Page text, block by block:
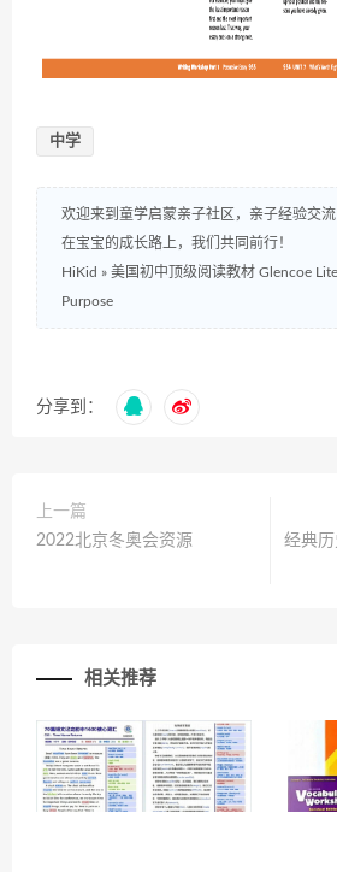
中学
欢迎来到童学启蒙亲子社区，亲子经验交
在宝宝的成长路上，我们共同前行！
HiKid » 美国初中顶级阅读教材 Glencoe
Purpose
分享到：
上一篇
2022北京冬奥会资源
经典历
相关推荐